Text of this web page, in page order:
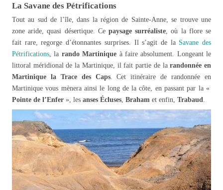
La Savane des Pétrifications
Tout au sud de l’île, dans la région de Sainte-Anne, se trouve une
zone aride, quasi désertique. Ce paysage surréaliste, où la flore se
fait rare, regorge d’étonnantes surprises. Il s’agit de la Savane des
Pétrifications, la rando Martinique à faire absolument. Longeant le
littoral méridional de la Martinique, il fait partie de larandonnée en
Martinique la Trace des Caps. Cet itinéraire de randonnée en
Martinique vous mènera ainsi le long de la côte, en passant par la «
Pointe de l’Enfer », les anses Écluses, Braham et enfin, Trabaud.